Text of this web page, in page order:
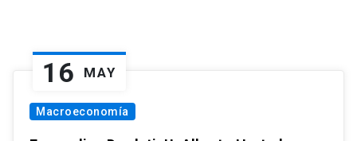
16 MAY
Macroeconomía